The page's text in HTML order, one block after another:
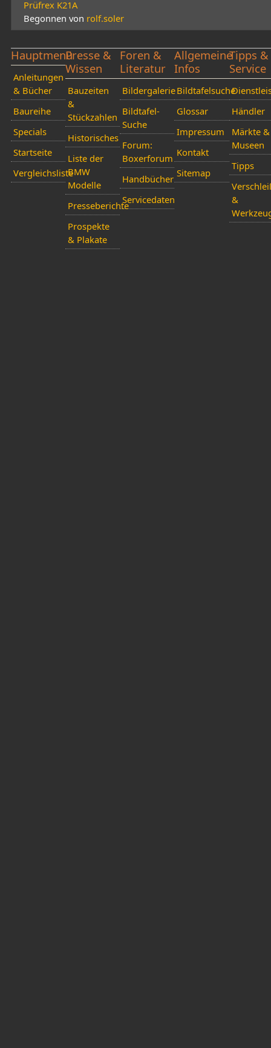
Prüfrex K21A
Begonnen von rolf.soler
Hauptmenü
Anleitungen
& Bücher
Baureihe
Specials
Startseite
Vergleichsliste
Presse &
Wissen
Bauzeiten
&
Stückzahlen
Historisches
Liste der
BMW
Modelle
Presseberichte
Prospekte
& Plakate
Foren &
Literatur
Bildergalerie
Bildtafel-
Suche
Forum:
Boxerforum
Handbücher
Servicedaten
Allgemeine
Infos
Bildtafelsuche
Glossar
Impressum
Kontakt
Sitemap
Tipps &
Service
Händler
Märkte &
Museen
Tipps
&